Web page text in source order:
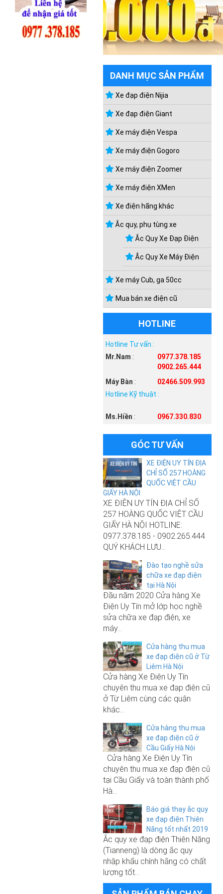
DANH MỤC SẢN PHẨM
Xe đạp điện Nijia
Xe đạp điện Giant
Xe máy điện Vespa
Xe máy điện Gogoro
Xe máy điện Zoomer
Xe máy điện XMen
Xe điện hãng khác
Ắc quy, phụ tùng xe
Ắc Quy Xe Đạp Điện
Ắc Quy Xe Máy Điện
Xe máy Cub, ga 50cc
Mua bán xe điện cũ
HOTLINE
Hotline Tư vấn :
Mr.Nam :
0977.378.185
0902.265.444
Máy Bàn :
02466.509.993
Hotline Kỹ thuật :
Ms.Hiền : 0967.330.830
GÓC TƯ VẤN
XE ĐIỆN UY TÍN ĐỊA
CHỈ SỐ 257 HOÀNG
QUỐC VIỆT CẦU
GIẤY HÀ NỘI
XE ĐIỆN UY TÍN ĐỊA CHỈ SỐ
257 HOÀNG QUỐC VIỆT CẦU
GIẤY HÀ NỘI HOTLINE:
0977.378.185 - 0902.265.444
QUÝ KHÁCH LƯU...
Đào tạo nghề sửa
chữa xe đạp điện
tại Hà Nội
Đầu năm 2020 Cửa hàng Xe
Điện Uy Tín mở lớp học nghề
sửa chữa xe đạp điện, xe
máy...
Cửa hàng thu mua
xe đạp điện cũ ở Từ
Liêm Hà Nội
Cửa hàng Xe Điện Uy Tín
chuyên thu mua xe đạp điện cũ
ở Từ Liêm cùng các quận
khác...
Cửa hàng thu mua
xe đạp điện cũ ở
Cầu Giấy Hà Nội
Cửa hàng Xe Điện Uy Tín
chuyên thu mua xe đạp điện cũ
tại Cầu Giấy và toàn thành phố
Hà...
Báo giá thay ắc quy
xe đạp điện Thiên
Năng tốt nhất 2019
Ắc quy xe đạp điện Thiên Năng
(Tianneng) là dòng ắc quy
nhập khẩu chính hãng có chất
lượng tốt...
10.500.000₫
chính hãng 2025
10.500.000₫
Xe đạp điện Nijia Plus nhập khẩu
chính hãng 2025
9.000.000₫
Xe đạp điện M133 S3 Pro chính
9.000.000₫
Xe đạp điện M133 S3 Pro chính
hãng Before All 2021
250.000₫
Sạc xe đạp điện 48V-12A
250.000₫
Sạc xe đạp điện 48V-12A
Xe đạp điện Giant 133 Sport 2026
(không phải đăng ký)
6.800.000₫
(không phải đăng ký)